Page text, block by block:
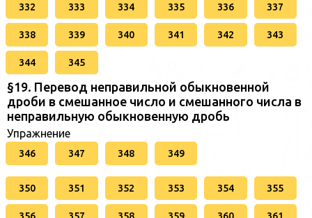
332 333 334 335 336 337
338 339 340 341 342 343
344 345
§19. Перевод неправильной обыкновенной
дроби в смешанное число и смешанного числа в
неправильную обыкновенную дробь
Упражнение
346 347 348 349
350 351 352 353 354 355